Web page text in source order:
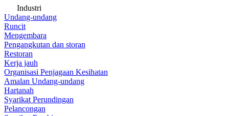
Industri
Undang-undang
Runcit
Mengembara
Pengangkutan dan storan
Restoran
Kerja jauh
Organisasi Penjagaan Kesihatan
Amalan Undang-undang
Hartanah
Syarikat Perundingan
Pelancongan